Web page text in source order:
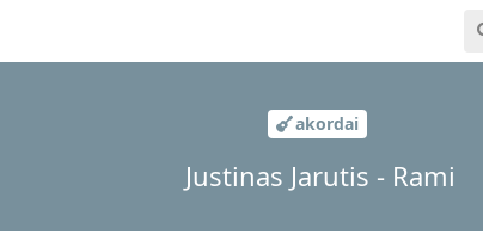
akordai
Justinas Jarutis - Rami